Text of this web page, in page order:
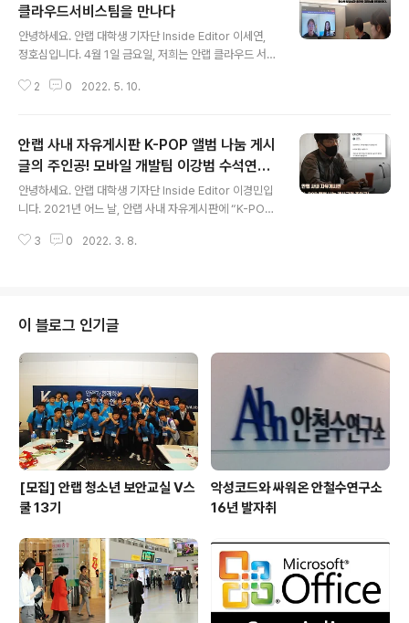
안녕하세요? 먼저 안랩 V3개발팀과 본인에 대해 간단한
소개 부탁드립니다. A. 네 안녕하세요. 안랩 V3개발팀의
백석준입니다. V3개발팀은 다양한 부서와의 협업으로 만
들어지는 V3의 기능들을 한데 모아 V3 제품을 만드는 일
을 하고 있습니다. V3는 멀티플랫폼(Windows, 리눅스,
클라우드서비스팀을 만나다
안녕하세요. 안랩 대학생 기자단 Inside Editor 이세연,
정호심입니다. 4월 1일 금요일, 저희는 안랩 클라우드 서비
터뷰했습니다. 안랩이 클라우드 MSP 서비스를 운영하고
차라고 하는데요! 위수복 팀장님은 "안랩이 보안만 잘하는
기업이 아닌 클라우드 서비스도 잘하는 기업"거듭나길 바
란다고 하셨습니다. 이처럼 미래가 더욱 기대되는 안랩 클
라우드 서비스팀을 안랩 대학생 기자단이 A부터 Z까지 취
재했습니다! Q. 안녕하세요, 먼저 안랩 클라우드서비스팀
에 대해 간단한 소개 부탁드립니다. 안랩 클라우드 서비스
2 0 2022. 5. 10.
안랩 사내 자유게시판 K-POP 앨범 나눔 게시
글의 주인공! 모바일 개발팀 이강범 수석연구
원을 인터뷰하다
안녕하세요. 안랩 대학생 기자단 Inside Editor 이경민입
니다. 2021년 어느 날, 안랩 사내 자유게시판에 “K-POP
습니다. 제목에 ‘조건부’라는 단어가 눈에 띄는데요! 도대체
잔은 무엇이고, 왜 K-POP 앨범 나눔을 시작하게 되었는지
이번 나눔의 주인공을 인터뷰했습니다! Q ) 안녕하세요. 자
기소개와 어떤 업무를 맡고 계시는지 간단히 말씀 부탁드
고 합니다. 저는 지금 온라인 거래 보안 솔루션 제품의 프
로..
3 0 2022. 3. 8.
이 블로그 인기글
[모집] 안랩 청소년 보안교실 V스
쿨 13기
악성코드와 싸워온 안철수연구소
16년 발자취